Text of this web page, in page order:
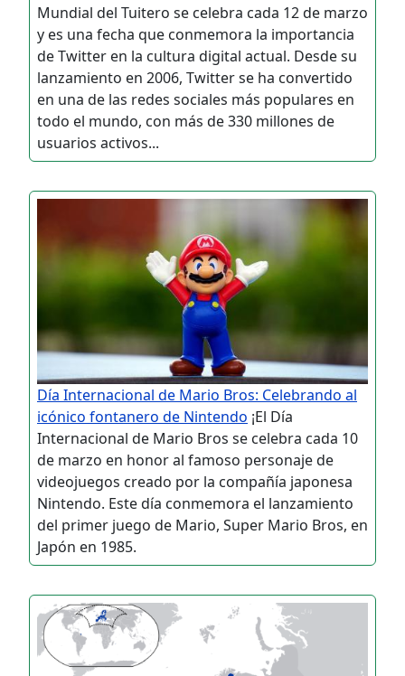
Mundial del Tuitero se celebra cada 12 de marzo
y es una fecha que conmemora la importancia
de Twitter en la cultura digital actual. Desde su
lanzamiento en 2006, Twitter se ha convertido
en una de las redes sociales más populares en
todo el mundo, con más de 330 millones de
usuarios activos...
Día Internacional de Mario Bros: Celebrando al
icónico fontanero de Nintendo ¡El Día
Internacional de Mario Bros se celebra cada 10
de marzo en honor al famoso personaje de
videojuegos creado por la compañía japonesa
Nintendo. Este día conmemora el lanzamiento
del primer juego de Mario, Super Mario Bros, en
Japón en 1985.